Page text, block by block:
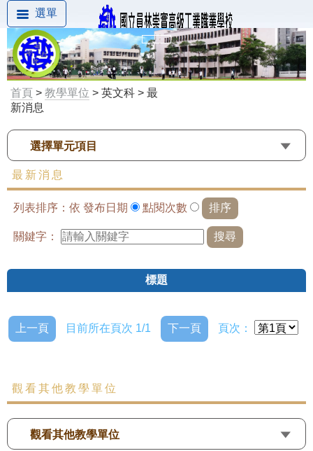
選單
首頁 > 教學單位 > 英文科 > 最
新消息
選擇單元項目
最新消息
列表排序：依 發布日期 點閱次數
關鍵字：
標題
上一頁 目前所在頁次 1/1 下一頁 頁次：
觀看其他教學單位
觀看其他教學單位